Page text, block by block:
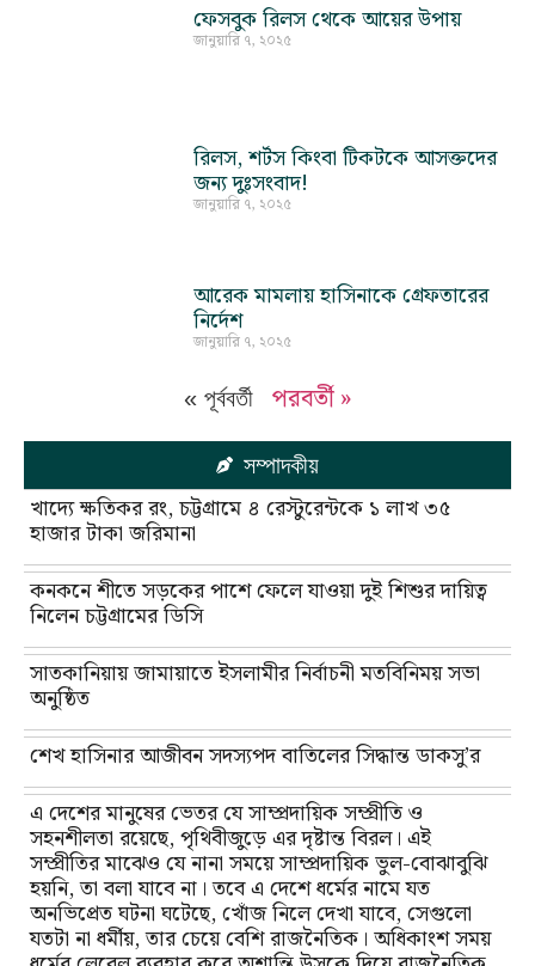
ফেসবুক রিলস থেকে আয়ের উপায়
জানুয়ারি ৭, ২০২৫
রিলস, শর্টস কিংবা টিকটকে আসক্তদের
জন্য দুঃসংবাদ!
জানুয়ারি ৭, ২০২৫
আরেক মামলায় হাসিনাকে গ্রেফতারের
নির্দেশ
জানুয়ারি ৭, ২০২৫
« পূর্ববর্তী পরবর্তী »
সম্পাদকীয়
খাদ্যে ক্ষতিকর রং, চট্টগ্রামে ৪ রেস্টুরেন্টকে ১ লাখ ৩৫
হাজার টাকা জরিমানা
কনকনে শীতে সড়কের পাশে ফেলে যাওয়া দুই শিশুর দায়িত্ব
নিলেন চট্টগ্রামের ডিসি
সাতকানিয়ায় জামায়াতে ইসলামীর নির্বাচনী মতবিনিময় সভা
অনুষ্ঠিত
শেখ হাসিনার আজীবন সদস্যপদ বাতিলের সিদ্ধান্ত ডাকসু’র
এ দেশের মানুষের ভেতর যে সাম্প্রদায়িক সম্প্রীতি ও
সহনশীলতা রয়েছে, পৃথিবীজুড়ে এর দৃষ্টান্ত বিরল। এই
সম্প্রীতির মাঝেও যে নানা সময়ে সাম্প্রদায়িক ভুল-বোঝাবুঝি
হয়নি, তা বলা যাবে না। তবে এ দেশে ধর্মের নামে যত
অনভিপ্রেত ঘটনা ঘটেছে, খোঁজ নিলে দেখা যাবে, সেগুলো
যতটা না ধর্মীয়, তার চেয়ে বেশি রাজনৈতিক। অধিকাংশ সময়